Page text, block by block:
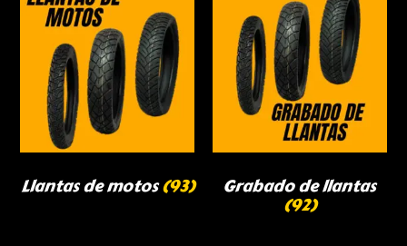
Llantas de motos(93) Grabado de llantas
(92)